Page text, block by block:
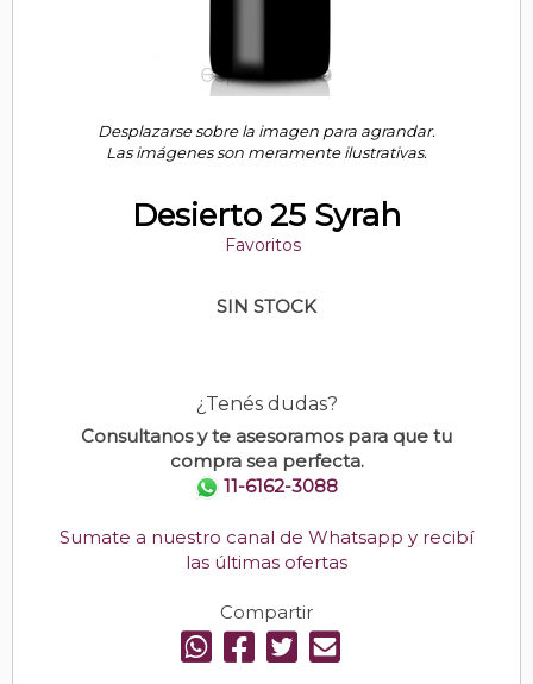
Desplazarse sobre la imagen para agrandar.
Las imágenes son meramente ilustrativas.
Desierto 25 Syrah
Favoritos
SIN STOCK
¿Tenés dudas?
Consultanos y te asesoramos para que tu
compra sea perfecta.
11-6162-3088
Sumate a nuestro canal de Whatsapp y recibí
las últimas ofertas
Compartir